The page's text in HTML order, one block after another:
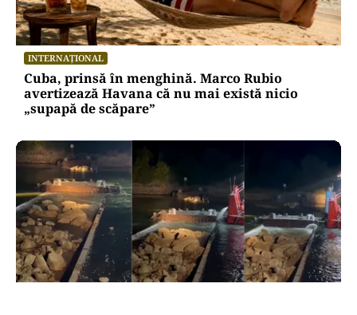
INTERNAȚIONAL
Cuba, prinsă în menghină. Marco Rubio
avertizează Havana că nu mai există nicio
„supapă de scăpare”